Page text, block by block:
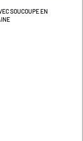
SOUCOUPE EN